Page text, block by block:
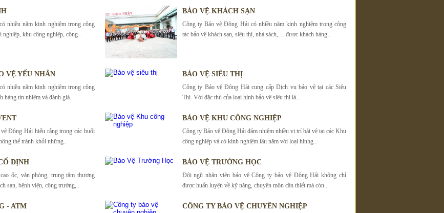
nhiều năm kinh nghiệm trong công
nghiệp, khu công nghiệp, công..
BẢO VỆ KHÁCH SẠN
Công ty Bảo vệ Đông Hải có nhiều năm kinh nghiệm trong công
tác bảo vệ khách sạn, siêu thị, nhà sách,… được khách hàng..
VỆ YẾU NHÂN
nhiều năm kinh nghiệm trong công
hàng tín nhiệm và đánh giá..
BẢO VỆ SIÊU THỊ
Công ty Bảo vệ Đông Hải cung cấp Dịch vụ bảo vệ tại các Siêu
Thị. Với đặc thù của loại hình bảo vệ siêu thị là..
Đông Hải hiểu rằng trong các buổi
thể tránh khỏi những..
BẢO VỆ KHU CÔNG NGHIỆP
Công ty Bảo vệ Đông Hải đảm nhiệm nhiều vị trí bải vệ tại các Khu
công nghiệp và có kinh nghiệm lâu năm với loại hinhg..
ĐỊNH
ốc, văn phòng, trung tâm thương
sạn, bệnh viện, công trường,..
BẢO VỆ TRƯỜNG HỌC
Đội ngũ nhân viên bảo vệ Công ty bảo vệ Đông Hải không chỉ
được huấn luyện về kỹ năng, chuyên môn cần thiết mà còn..
- ATM CÔNG TY BẢO VỆ CHUYÊN NGHIỆP